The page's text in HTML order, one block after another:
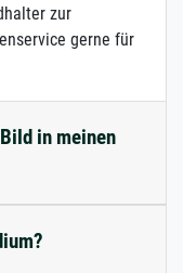
zur
gerne für
in meinen